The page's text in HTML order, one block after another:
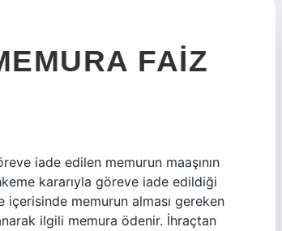
FAIZ
iade edilen memurun maaşının
kararıyla göreve iade edildiği
içerisinde memurun alması gereken
ilgili memura ödenir. İhraçtan